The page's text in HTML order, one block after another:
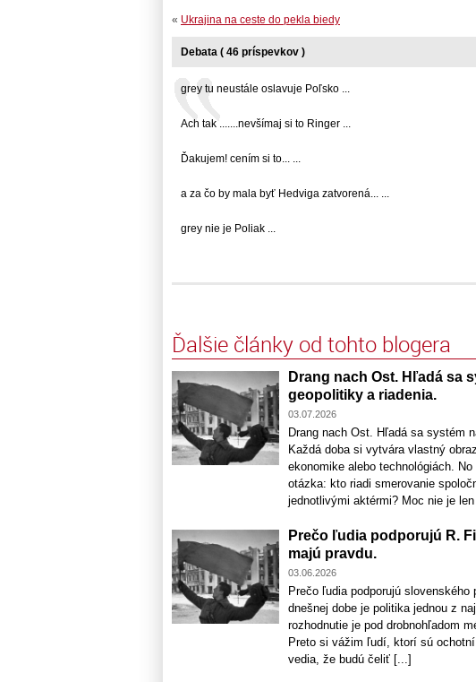
« Ukrajina na ceste do pekla biedy
Debata ( 46 príspevkov )
grey tu neustále oslavuje Poľsko ...
Ach tak .......nevšímaj si to Ringer ...
Ďakujem! cením si to... ...
a za čo by mala byť Hedviga zatvorená... ...
grey nie je Poliak ...
Ďalšie články od tohto blogera
Drang nach Ost. Hľadá sa
geopolitiky a riadenia.
03.07.2026
Drang nach Ost. Hľadá sa systém
Každá doba si vytvára vlastný
ekonomike alebo technológiách.
otázka: kto riadi smerovanie
jednotlivými aktérmi? Moc nie je
Prečo ľudia podporujú R.
majú pravdu.
03.06.2026
Prečo ľudia podporujú
dnešnej dobe je politika jednou z
rozhodnutie je pod drobnohľadom
Preto si vážim ľudí, ktorí sú
vedia, že budú čeliť [...]